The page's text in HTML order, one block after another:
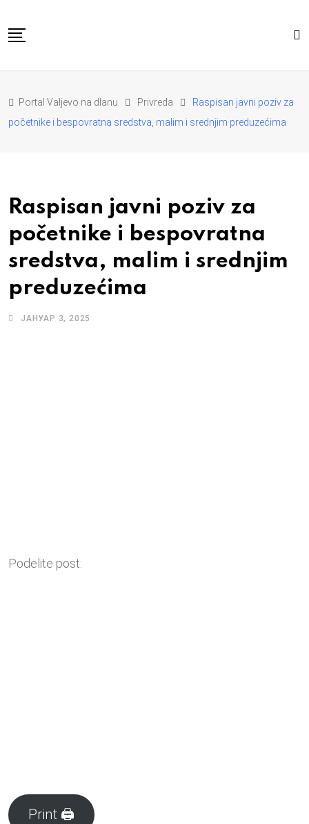
to
REGION
PRIVREDA
POLITIKA
EKOLOGIJA
O NAMA
Portal Valjevo na dlanu Privreda
Raspisan javni poziv za
početnike i bespovratna sredstva, malim i srednjim preduzećima
Raspisan javni poziv za
početnike i bespovratna
sredstva, malim i srednjim
preduzećima
ЈАНУАР 3, 2025
Podelite post:
Print 🖨